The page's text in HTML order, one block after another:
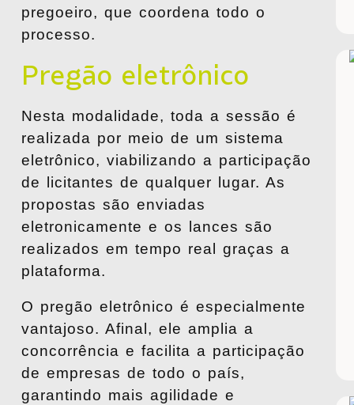
pregoeiro, que coordena todo o
processo.
Pregão eletrônico
Nesta modalidade, toda a sessão é
realizada por meio de um sistema
eletrônico, viabilizando a participação
de licitantes de qualquer lugar. As
propostas são enviadas
eletronicamente e os lances são
realizados em tempo real graças a
plataforma.
O pregão eletrônico é especialmente
vantajoso. Afinal, ele amplia a
concorrência e facilita a participação
de empresas de todo o país,
garantindo mais agilidade e